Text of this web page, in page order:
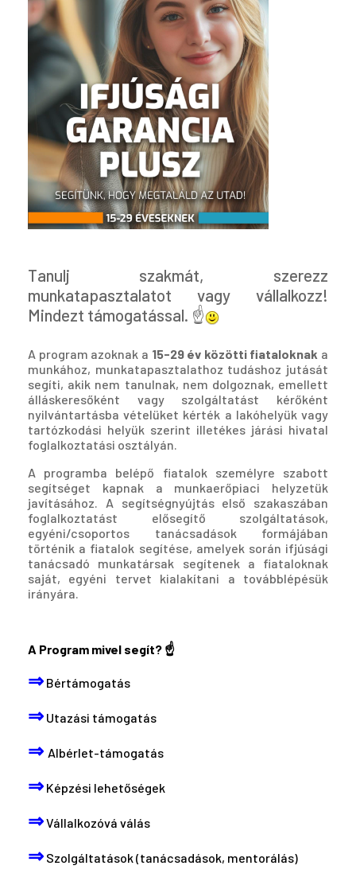
Tanulj szakmát, szerezz
munkatapasztalatot vagy vállalkozz!
Mindezt támogatással. ☝️
A program azoknak a 15-29 év közötti fiataloknak a
munkához, munkatapasztalathoz tudáshoz jutását
segíti, akik nem tanulnak, nem dolgoznak, emellett
álláskeresőként vagy szolgáltatást kérőként
nyilvántartásba vételüket kérték a lakóhelyük vagy
tartózkodási helyük szerint illetékes járási hivatal
foglalkoztatási osztályán.
A programba belépő fiatalok személyre szabott
segítséget kapnak a munkaerőpiaci helyzetük
javításához. A segítségnyújtás első szakaszában
foglalkoztatást elősegítő szolgáltatások,
egyéni/csoportos tanácsadások formájában
történik a fiatalok segítése, amelyek során ifjúsági
tanácsadó munkatársak segítenek a fiataloknak
saját, egyéni tervet kialakítani a továbblépésük
irányára.
A Program mivel segít? ☝️
⇒ Bértámogatás
⇒ Utazási támogatás
⇒ Albérlet-támogatás
⇒ Képzési lehetőségek
⇒Vállalkozóvá válás
⇒ Szolgáltatások (tanácsadások, mentorálás)